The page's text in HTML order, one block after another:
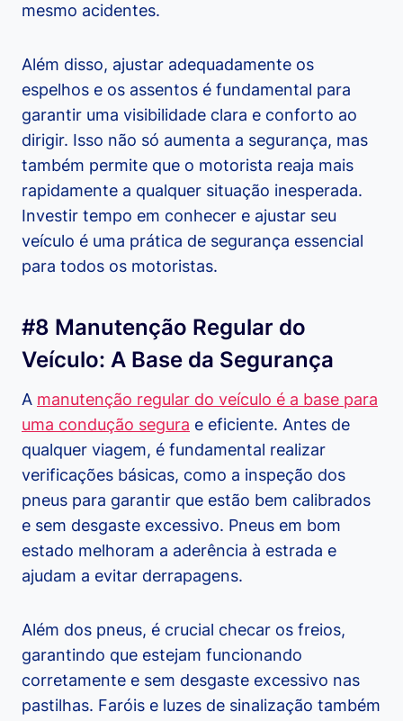
mesmo acidentes.
Além disso, ajustar adequadamente os
espelhos e os assentos é fundamental para
garantir uma visibilidade clara e conforto ao
dirigir. Isso não só aumenta a segurança, mas
também permite que o motorista reaja mais
rapidamente a qualquer situação inesperada.
Investir tempo em conhecer e ajustar seu
veículo é uma prática de segurança essencial
para todos os motoristas.
#8 Manutenção Regular do
Veículo: A Base da Segurança
A manutenção regular do veículo é a base para
uma condução segura e eficiente. Antes de
qualquer viagem, é fundamental realizar
verificações básicas, como a inspeção dos
pneus para garantir que estão bem calibrados
e sem desgaste excessivo. Pneus em bom
estado melhoram a aderência à estrada e
ajudam a evitar derrapagens.
Além dos pneus, é crucial checar os freios,
garantindo que estejam funcionando
corretamente e sem desgaste excessivo nas
pastilhas. Faróis e luzes de sinalização também